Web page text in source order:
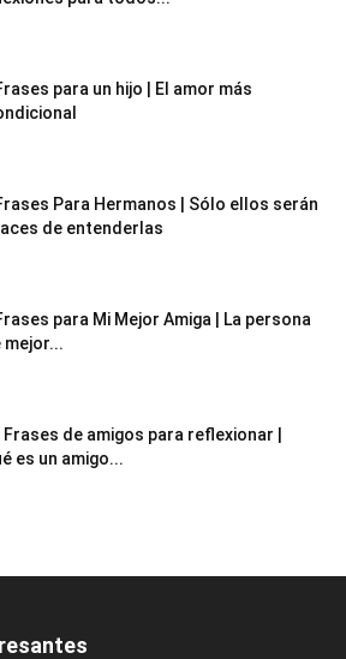
para un hijo | El amor más
Para Hermanos | Sólo ellos serán
de entenderlas
para Mi Mejor Amiga | La persona
mejor...
Frases de amigos para reflexionar |
es un amigo...